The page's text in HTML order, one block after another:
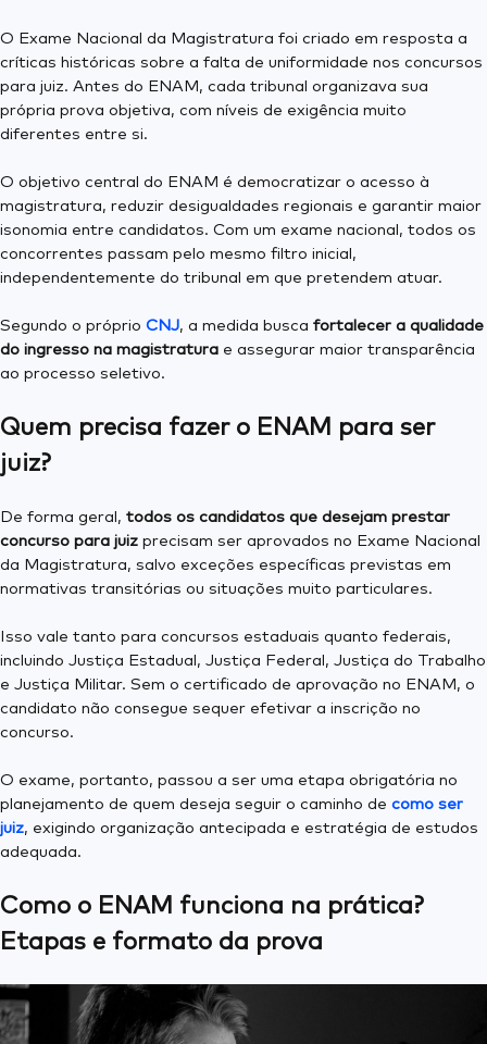
O Exame Nacional da Magistratura foi criado em resposta a
críticas históricas sobre a falta de uniformidade nos concursos
para juiz. Antes do ENAM, cada tribunal organizava sua
própria prova objetiva, com níveis de exigência muito
diferentes entre si.
O objetivo central do ENAM é democratizar o acesso à
magistratura, reduzir desigualdades regionais e garantir maior
isonomia entre candidatos. Com um exame nacional, todos os
concorrentes passam pelo mesmo filtro inicial,
independentemente do tribunal em que pretendem atuar.
Segundo o próprio CNJ, a medida busca fortalecer a qualidade
do ingresso na magistratura e assegurar maior transparência
ao processo seletivo.
Quem precisa fazer o ENAM para ser
juiz?
De forma geral, todos os candidatos que desejam prestar
concurso para juiz precisam ser aprovados no Exame Nacional
da Magistratura, salvo exceções específicas previstas em
normativas transitórias ou situações muito particulares.
Isso vale tanto para concursos estaduais quanto federais,
incluindo Justiça Estadual, Justiça Federal, Justiça do Trabalho
e Justiça Militar. Sem o certificado de aprovação no ENAM, o
candidato não consegue sequer efetivar a inscrição no
concurso.
O exame, portanto, passou a ser uma etapa obrigatória no
planejamento de quem deseja seguir o caminho de como ser
juiz, exigindo organização antecipada e estratégia de estudos
adequada.
Como o ENAM funciona na prática?
Etapas e formato da prova